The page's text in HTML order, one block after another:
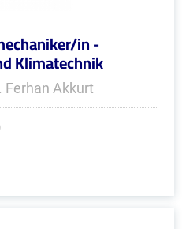
in -
Klimatechnik
Ferhan Akkurt